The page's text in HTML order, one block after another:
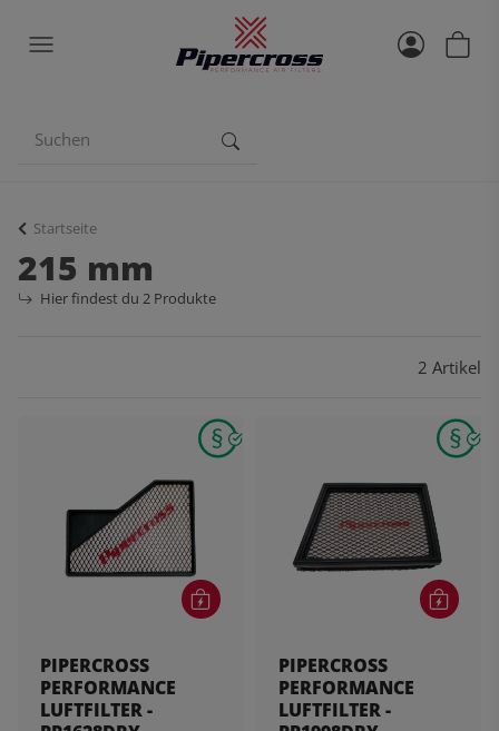
Startseite
215 mm
Hier findest du 2 Produkte
2 Artikel
PIPERCROSS
PERFORMANCE
LUFTFILTER -
PIPERCROSS
PERFORMANCE
LUFTFILTER -